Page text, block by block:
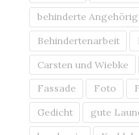
behinderte
Behindertenarbeit
Carsten und Wiebke
Fassade
Foto
Gedicht
gute